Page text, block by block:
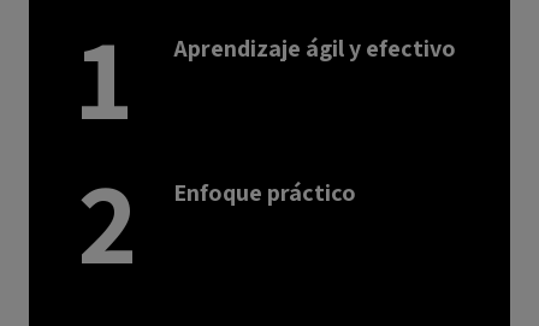
1 Aprendizaje ágil y efectivo
2 Enfoque práctico